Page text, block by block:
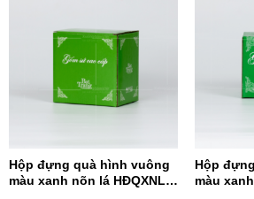
Hộp đựng quà hình vuông
màu xanh nõn lá HĐQXNL –
Hộp
màu